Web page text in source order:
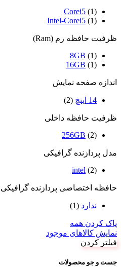
Corei5 (1)
Intel-Corei5 (1)
ظرفیت حافظه رم (Ram)
8GB (1)
16GB (1)
اندازه صفحه نمایش
14 اینچ (2)
ظرفیت حافظه داخلی
256GB (2)
مدل پردازنده گرافیکی
intel (2)
حافظه اختصاصی پردازنده گرافیکی
ندارد (1)
پاک کردن همه
نمایش کالاهای موجود
فیلتر کردن
جست و جو محصولات